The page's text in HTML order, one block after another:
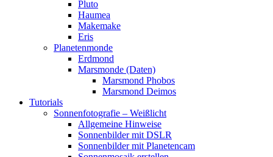
Pluto
Haumea
Makemake
Eris
Planetenmonde
Erdmond
Marsmonde (Daten)
Marsmond Phobos
Marsmond Deimos
Tutorials
Sonnenfotografie – Weißlicht
Allgemeine Hinweise
Sonnenbilder mit DSLR
Sonnenbilder mit Planetencam